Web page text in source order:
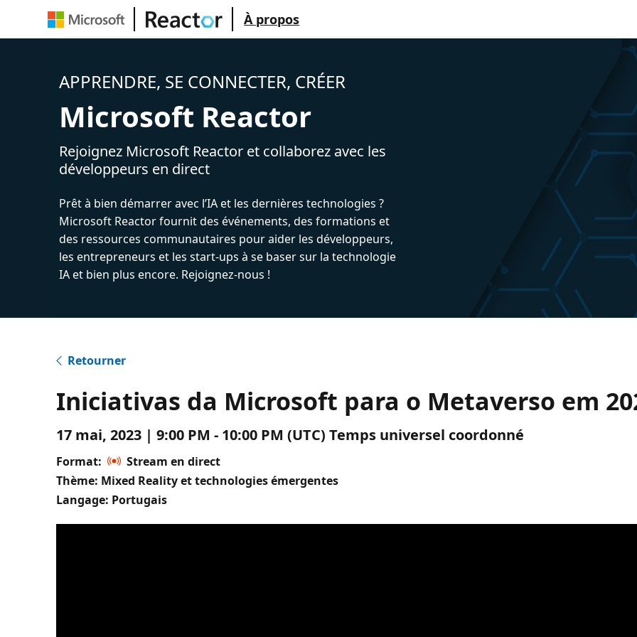
À propos
APPRENDRE, SE CONNECTER, CRÉER
Microsoft Reactor
Rejoignez Microsoft Reactor et collaborez avec les
développeurs en direct
Prêt à bien démarrer avec l’IA et les dernières technologies ?
Microsoft Reactor fournit des événements, des formations et
des ressources communautaires pour aider les développeurs,
les entrepreneurs et les start-ups à se baser sur la technologie
IA et bien plus encore. Rejoignez-nous !
Retourner
Iniciativas da Microsoft para o Metaverso em
17 mai, 2023 | 9:00 PM - 10:00 PM (UTC) Temps universel coordonné
Format:
Stream en direct
Thème: Mixed Reality et technologies émergentes
Langage: Portugais